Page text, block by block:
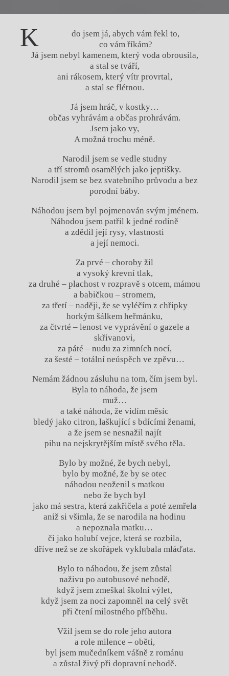
K
do jsem já, abych vám řekl to,
co vám říkám?
Já jsem nebyl kamenem, který voda obrousila,
a stal se tváří,
ani rákosem, který vítr provrtal,
a stal se flétnou.
Já jsem hráč, v kostky…
občas vyhrávám a občas prohrávám.
Jsem jako vy,
A možná trochu méně.
Narodil jsem se vedle studny
a tří stromů osamělých jako jeptišky.
Narodil jsem se bez svatebního průvodu a bez
porodní báby.
Náhodou jsem byl pojmenován svým jménem.
Náhodou jsem patřil k jedné rodině
a zdědil její rysy, vlastnosti
a její nemoci.
Za prvé – choroby žil
a vysoký krevní tlak,
za druhé – plachost v rozpravě s otcem, mámou
a babičkou – stromem,
za třetí – naději, že se vyléčím z chřipky
horkým šálkem heřmánku,
za čtvrté – lenost ve vyprávění o gazele a
skřivanovi,
za páté – nudu za zimních nocí,
za šesté – totální neúspěch ve zpěvu…
Nemám žádnou zásluhu na tom, čím jsem byl.
Byla to náhoda, že jsem
muž…
a také náhoda, že vidím měsíc
bledý jako citron, laškující s bdícími ženami,
a že jsem se nesnažil najít
pihu na nejskrytějším místě svého těla.
Bylo by možné, že bych nebyl,
bylo by možné, že by se otec
náhodou neoženil s matkou
nebo že bych byl
jako má sestra, která zakřičela a poté zemřela
aniž si všimla, že se narodila na hodinu
a nepoznala matku…
či jako holubí vejce, která se rozbila,
dříve než se ze skořápek vyklubala mláďata.
Bylo to náhodou, že jsem zůstal
naživu po autobusové nehodě,
když jsem zmeškal školní výlet,
když jsem za noci zapomněl na celý svět
při čtení milostného příběhu.
Vžil jsem se do role jeho autora
a role milence – oběti,
byl jsem mučedníkem vášně z románu
a zůstal živý při dopravní nehodě.